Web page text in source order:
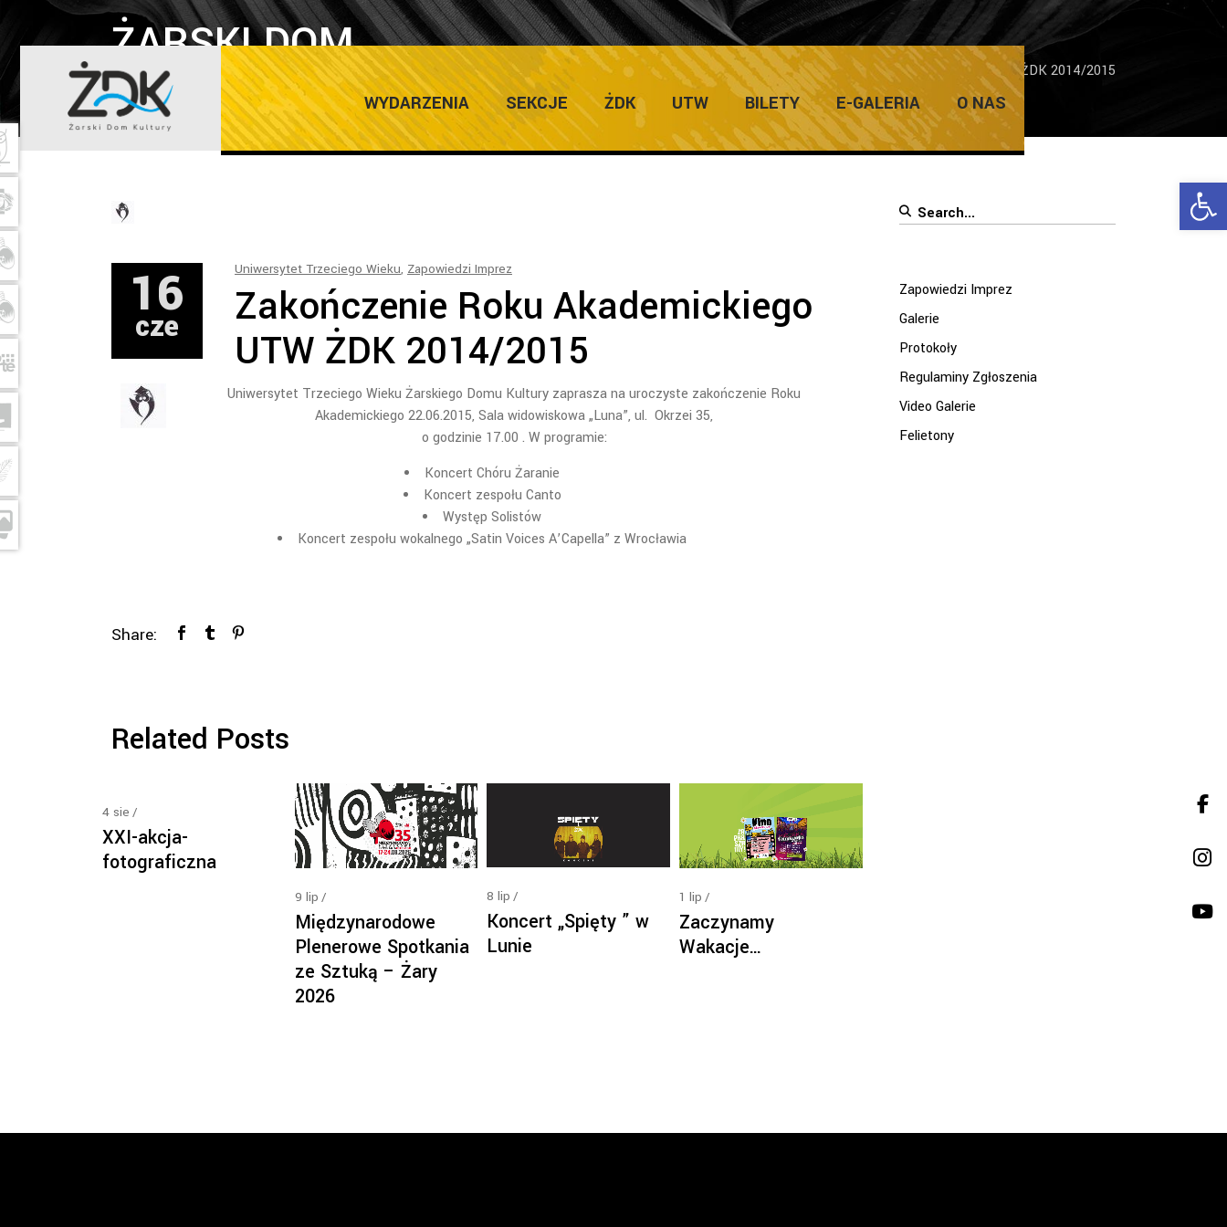
WYDARZENIA SEKCJE ŻDK UTW BILETY E-GALERIA O NAS
ŻARSKI DOM
KULTURY
Home Uniwersytet Trzeciego Wieku / Zakończenie Roku Akademickiego UTW ŻDK 2014/2015
16
cze
Uniwersytet Trzeciego Wieku, Zapowiedzi Imprez
Zakończenie Roku Akademickiego
UTW ŻDK 2014/2015
Uniwersytet Trzeciego Wieku Żarskiego Domu Kultury zaprasza na uroczyste zakończenie Roku
Akademickiego 22.06.2015, Sala widowiskowa „Luna”, ul. Okrzei 35,
o godzinie 17.00 . W programie:
Koncert Chóru Żaranie
Koncert zespołu Canto
Występ Solistów
Koncert zespołu wokalnego „Satin Voices A’Capella” z Wrocławia
Share:
Related Posts
4 sie
XXI-akcja-
fotograficzna
9 lip
Międzynarodowe
Plenerowe Spotkania
ze Sztuką – Żary
2026
8 lip
Koncert „Spięty ” w
Lunie
1 lip
Zaczynamy
Wakacje…
Search
Zapowiedzi Imprez
Galerie
Protokoły
Regulaminy Zgłoszenia
Video Galerie
Felietony